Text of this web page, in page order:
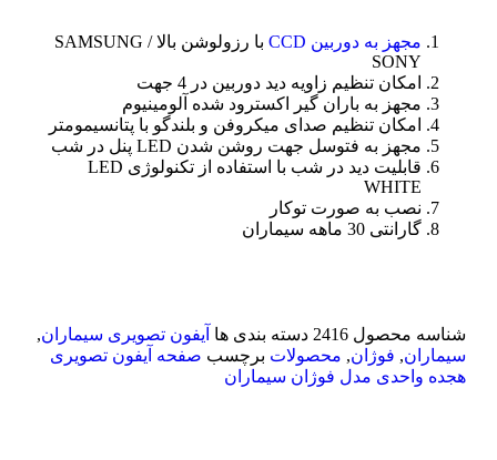
مجهز به دوربین CCD
با رزولوشن بالا SAMSUNG /
SONY
امکان تنظیم زاویه دید دوربین در 4 جهت
مجهز به باران گیر اکسترود شده آلومینیوم
امکان تنظیم صدای میکروفن و بلندگو با پتانسیمومتر
مجهز به فتوسل جهت روشن شدن LED پنل در شب
قابلیت دید در شب با استفاده از تکنولوژی LED
WHITE
نصب به صورت توکار
گارانتی 30 ماهه سیماران
شناسه محصول 2416 دسته بندی ها آیفون تصویری سیماران,
سیماران, فوژان, محصولات برچسب صفحه آیفون تصویری
هجده واحدی مدل فوژان سیماران